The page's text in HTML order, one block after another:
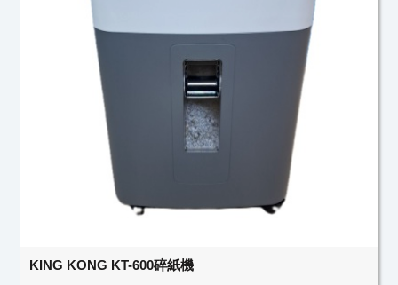
KING KONG KT-600碎紙機